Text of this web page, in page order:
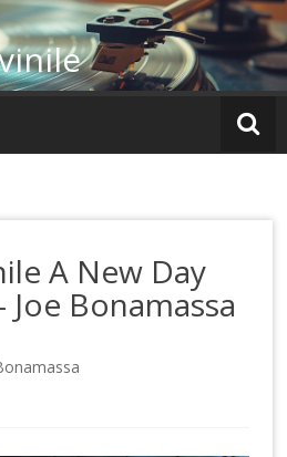
A New Day
Joe Bonamassa